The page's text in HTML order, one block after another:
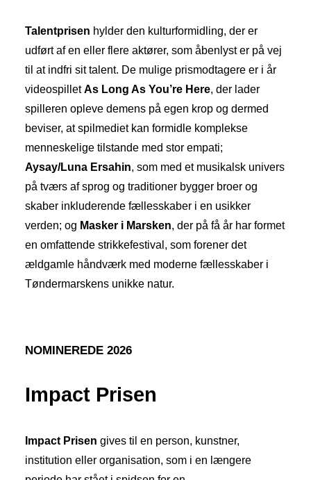
Talentprisen hylder den kulturformidling, der er
udført af en eller flere aktører, som åbenlyst er på vej
til at indfri sit talent. De mulige prismodtagere er i år
videospilletAs Long As You’re Here, der lader
spilleren opleve demens på egen krop og dermed
beviser, at spilmediet kan formidle komplekse
menneskelige tilstande med stor empati;
Aysay/Luna Ersahin, som med et musikalsk univers
på tværs af sprog og traditioner bygger broer og
skaber inkluderende fællesskaber i en usikker
verden; og Masker i Marsken, der på få år har formet
en omfattende strikkefestival, som forener det
ældgamle håndværk med moderne fællesskaber i
Tøndermarskens unikke natur.
NOMINEREDE 2026
Impact Prisen
Impact Prisen gives til en person, kunstner,
institution eller organisation, som i en længere